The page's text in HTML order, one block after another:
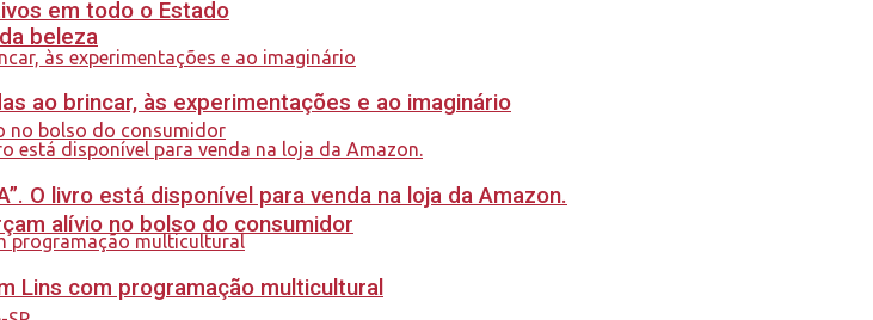
beleza
alívio no bolso do consumidor
em todo o Estado
ao brincar, às experimentações e ao imaginário
O livro está disponível para venda na loja da Amazon.
Lins com programação multicultural